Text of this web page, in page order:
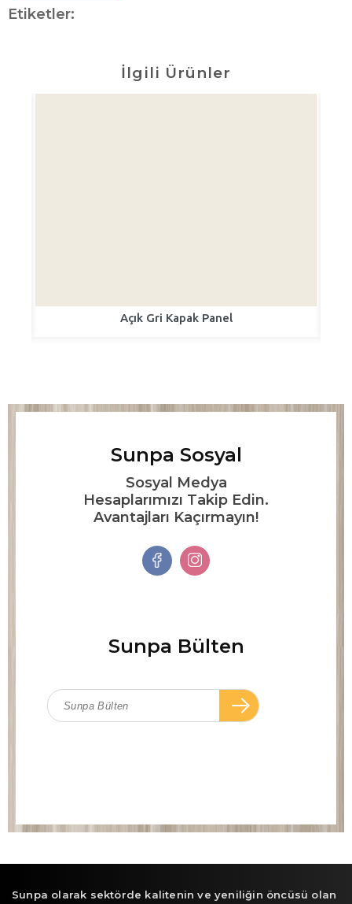
Etiketler:
İlgili Ürünler
Açık Gri Kapak Panel
Sunpa Sosyal
Sosyal Medya
Hesaplarımızı Takip Edin.
Avantajları Kaçırmayın!
Sunpa Bülten
Sunpa olarak sektörde kalitenin ve yeniliğin öncüsü olan